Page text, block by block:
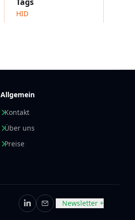
HID
Allgemein
Kontakt
Über uns
Preise
LinkedIn
E-MailNewsletter +